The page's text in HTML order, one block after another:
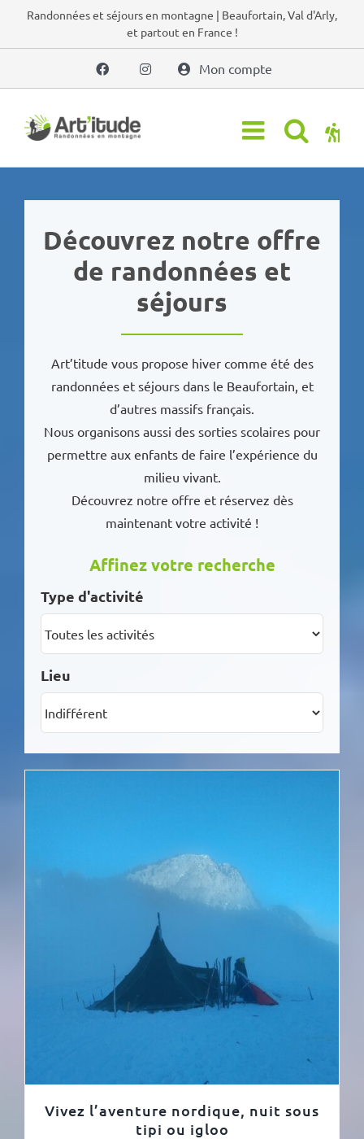
PasserRandonnées et séjours en montagne | Beaufortain, Val d'Arly,
et partout en France !
Mon compte
Découvrez notre offre
de randonnées et
séjours
Art’titude vous propose hiver comme été des
randonnées et séjours dans le Beaufortain, et
d’autres massifs français.
Nous organisons aussi des sorties scolaires pour
permettre aux enfants de faire l’expérience du
milieu vivant.
Découvrez notre offre et réservez dès
maintenant votre activité !
Affinez votre recherche
Type d'activité
Lieu
Vivez l’aventure nordique, nuit sous
tipi ou igloo